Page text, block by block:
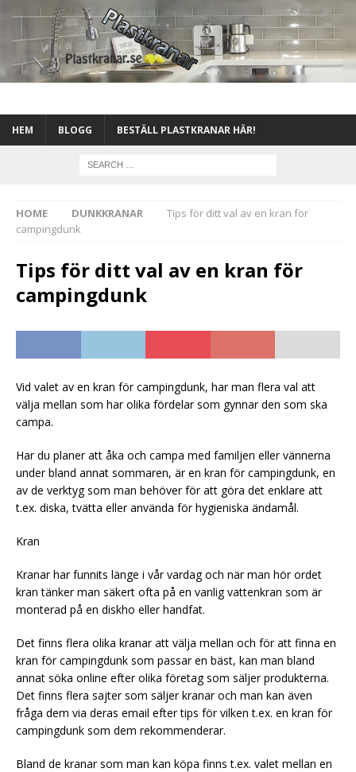
HEM BLOGG BESTÄLL PLASTKRANAR HÄR!
HOME DUNKKRANAR
Tips för ditt val av en kran för
campingdunk
Tips för ditt val av en kran för
campingdunk
Vid valet av en kran för campingdunk, har man flera val att
välja mellan som har olika fördelar som gynnar den som ska
campa.
Har du planer att åka och campa med familjen eller vännerna
under bland annat sommaren, är en kran för campingdunk, en
av de verktyg som man behöver för att göra det enklare att
t.ex. diska, tvätta eller använda för hygieniska ändamål.
Kran
Kranar har funnits länge i vår vardag och när man hör ordet
kran tänker man säkert ofta på en vanlig vattenkran som är
monterad på en diskho eller handfat.
Det finns flera olika kranar att välja mellan och för att finna en
kran för campingdunk som passar en bäst, kan man bland
annat söka online efter olika företag som säljer produkterna.
Det finns flera sajter som säljer kranar och man kan även
fråga dem via deras email efter tips för vilken t.ex. en kran för
campingdunk som dem rekommenderar.
Bland de kranar som man kan köpa finns t.ex. valet mellan en